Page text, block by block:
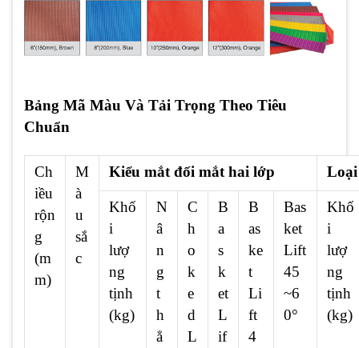
Bảng Mã Màu Và Tải Trọng Theo Tiêu
Chuẩn
Ch
iều
rộn
g
(m
m)
M
à
u
sắ
c
Kiểu mắt đối mắt hai lớp
Khố
i
lượ
ng
tịnh
(kg)
N
â
n
g
t
h
ẳ
C
h
o
k
e
d
L
B
a
s
k
et
L
if
B
as
ke
t
Li
ft
4
Bas
ket
Lift
45
~6
0°
Khố
i
lượ
ng
tịnh
(kg)